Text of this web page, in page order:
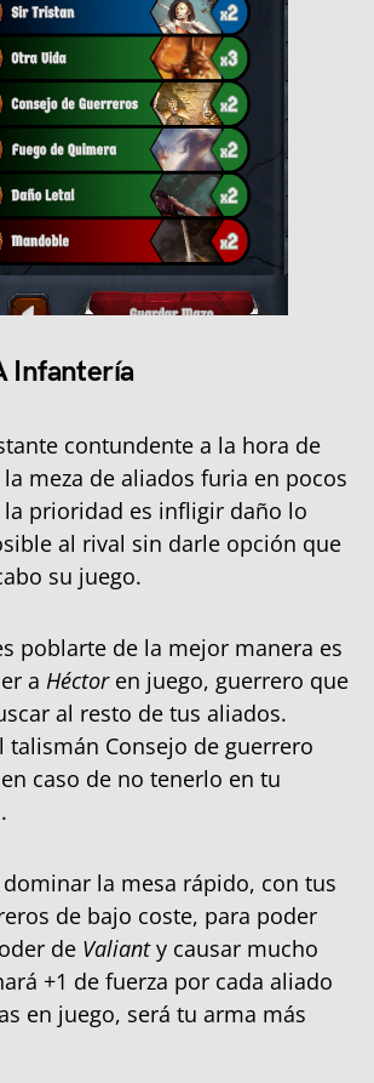
Infantería
contundente a la hora de
meza de aliados furia en pocos
prioridad es infligir daño lo
al rival sin darle opción que
su juego.
poblarte de la mejor manera es
a Héctor en juego, guerrero que
al resto de tus aliados.
talismán Consejo de guerrero
caso de no tenerlo en tu
la mesa rápido, con tus
de bajo coste, para poder
de Valianty causar mucho
+1 de fuerza por cada aliado
en juego, será tu arma más